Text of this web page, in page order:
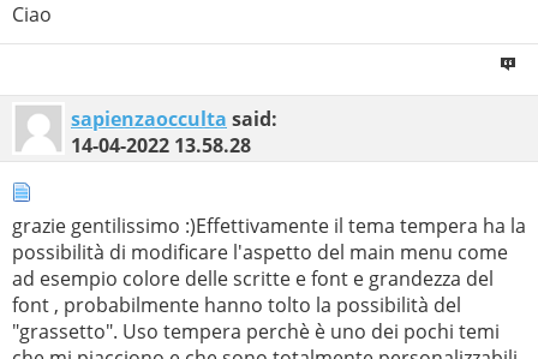
Ciao
sapienzaocculta said:
14-04-2022 13.58.28
grazie gentilissimo :)Effettivamente il tema tempera ha la
possibilità di modificare l'aspetto del main menu come
ad esempio colore delle scritte e font e grandezza del
font , probabilmente hanno tolto la possibilità del
"grassetto". Uso tempera perchè è uno dei pochi temi